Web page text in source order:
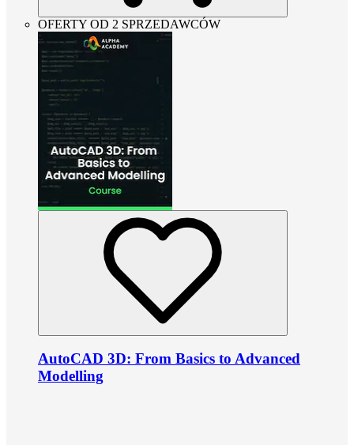
OFERTY OD 2 SPRZEDAWCÓW
AutoCAD 3D: From Basics to Advanced
Modelling